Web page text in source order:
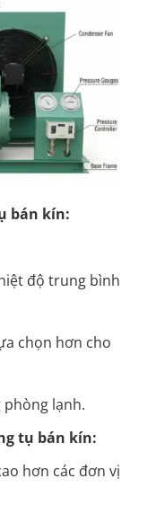
bán kín:
độ trung bình
chọn hơn cho
lạnh.
tụ bán kín:
hơn các đơn vị